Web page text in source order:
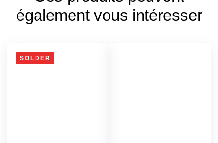
également vous intéresser
SOLDER